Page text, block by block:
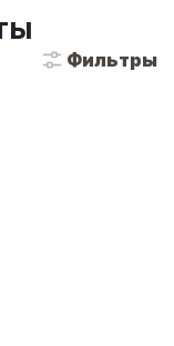
Фильтры